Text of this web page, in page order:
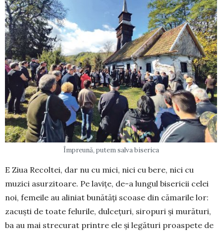
Împreună, putem salva biserica
E Ziua Recoltei, dar nu cu mici, nici cu bere, nici cu
muzici asurzitoare. Pe lavițe, de-a lungul bisericii celei
noi, femeile au aliniat bunătăți scoase din cămarile lor:
zacuști de toate felurile, dulcețuri, siropuri și murături,
ba au mai strecurat printre ele și legături proaspete de